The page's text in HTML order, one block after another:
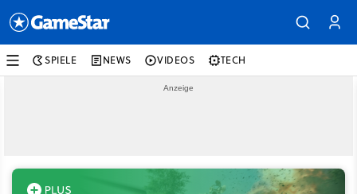
SPIELE NEWS VIDEOS TECH